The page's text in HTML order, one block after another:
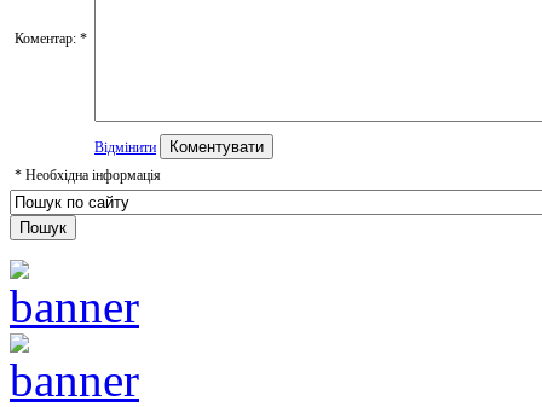
Коментар: *
Відмінити
* Необхідна інформація